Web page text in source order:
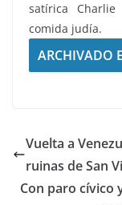
satírica
comida judía.
ARCHIVADO
Vuelta a
ruinas de San
Con paro cívico